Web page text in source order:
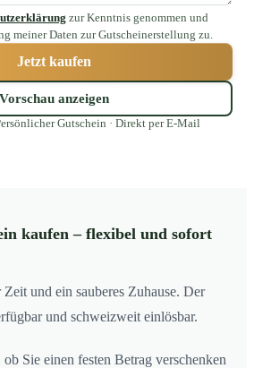
zur Kenntnis genommen und
meiner Daten zur Gutscheinerstellung zu.
Jetzt kaufen
Vorschau anzeigen
Gutschein · Direkt per E-Mail
kaufen – flexibel und sofort
und ein sauberes Zuhause. Der
und schweizweit einlösbar.
ob Sie einen festen Betrag verschenken